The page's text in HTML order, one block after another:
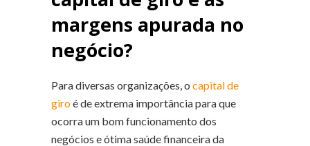
margens apurada no
negócio?
Para diversas organizações, o capital de
giroé de extrema importância para que
ocorra um bom funcionamento dos
negócios e ótima saúde financeira da